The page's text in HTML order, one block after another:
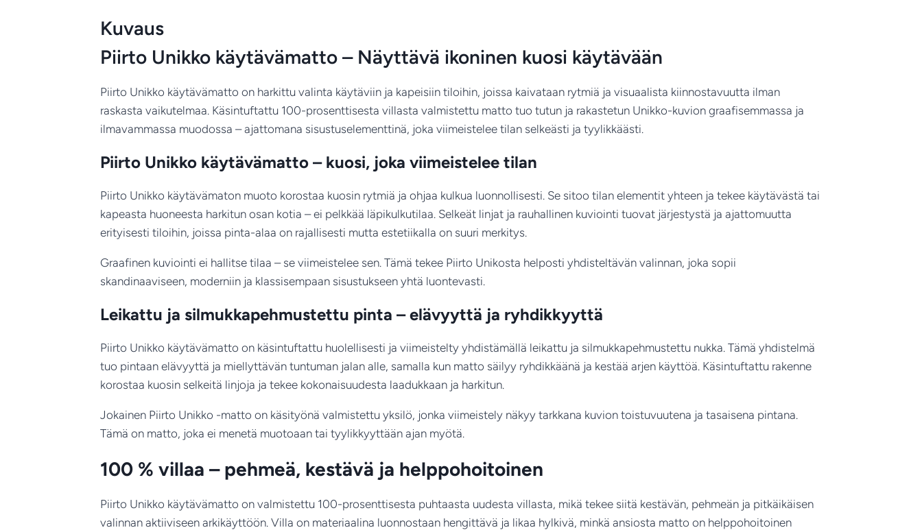
villamatossa
määrä
Kuvaus
Piirto Unikko käytävämatto – Näyttävä ikoninen kuosi käytävään
Piirto Unikko käytävämatto on harkittu valinta käytäviin ja kapeisiin tiloihin, joissa kaivataan rytmiä ja visuaalista kiinnostavuutta ilman
raskasta vaikutelmaa. Käsintuftattu 100-prosenttisesta villasta valmistettu matto tuo tutun ja rakastetun Unikko-kuvion graafisemmassa ja
ilmavammassa muodossa – ajattomana sisustuselementtinä, joka viimeistelee tilan selkeästi ja tyylikkäästi.
Piirto Unikko käytävämatto – kuosi, joka viimeistelee tilan
Piirto Unikko käytävämaton muoto korostaa kuosin rytmiä ja ohjaa kulkua luonnollisesti. Se sitoo tilan elementit yhteen ja tekee käytävästä tai
kapeasta huoneesta harkitun osan kotia – ei pelkkää läpikulkutilaa. Selkeät linjat ja rauhallinen kuviointi tuovat järjestystä ja ajattomuutta
erityisesti tiloihin, joissa pinta-alaa on rajallisesti mutta estetiikalla on suuri merkitys.
Graafinen kuviointi ei hallitse tilaa – se viimeistelee sen. Tämä tekee Piirto Unikosta helposti yhdisteltävän valinnan, joka sopii
skandinaaviseen, moderniin ja klassisempaan sisustukseen yhtä luontevasti.
Leikattu ja silmukkapehmustettu pinta – elävyyttä ja ryhdikkyyttä
Piirto Unikko käytävämatto on käsintuftattu huolellisesti ja viimeistelty yhdistämällä leikattu ja silmukkapehmustettu nukka. Tämä yhdistelmä
tuo pintaan elävyyttä ja miellyttävän tuntuman jalan alle, samalla kun matto säilyy ryhdikkäänä ja kestää arjen käyttöä. Käsintuftattu rakenne
korostaa kuosin selkeitä linjoja ja tekee kokonaisuudesta laadukkaan ja harkitun.
Jokainen Piirto Unikko -matto on käsityönä valmistettu yksilö, jonka viimeistely näkyy tarkkana kuvion toistuvuutena ja tasaisena pintana.
Tämä on matto, joka ei menetä muotoaan tai tyylikkyyttään ajan myötä.
100 % villaa – pehmeä, kestävä ja helppohoitoinen
Piirto Unikko käytävämatto on valmistettu 100-prosenttisesta puhtaasta uudesta villasta, mikä tekee siitä kestävän, pehmeän ja pitkäikäisen
valinnan aktiiviseen arkikäyttöön. Villa on materiaalina luonnostaan hengittävä ja likaa hylkivä, minkä ansiosta matto on helppohoitoinen